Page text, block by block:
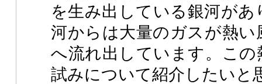
を生み出している銀河が
河からは大量のガスが熱
へ流れ出しています。こ
試みについて紹介したいと